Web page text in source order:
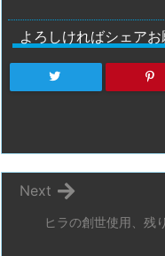
よろしければシェア
ヒラの創世使用、残
Next